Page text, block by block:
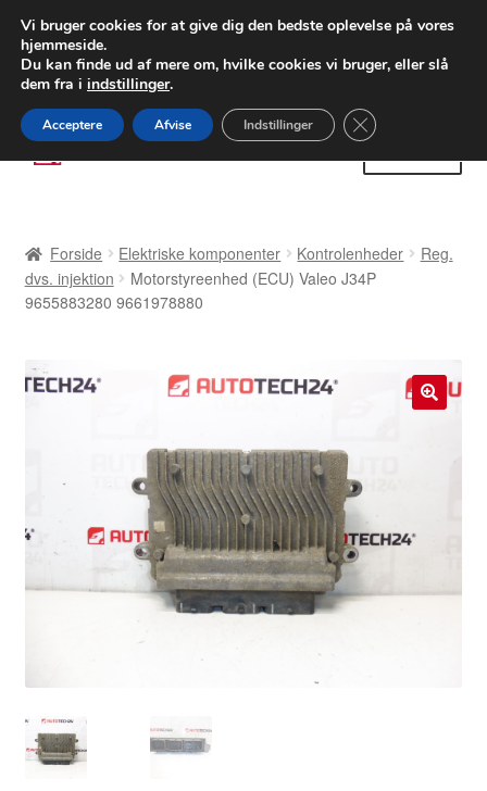
LEVERING fra 55 kr.
FEDEX verdensomspændende forsendelse
80 82 72 02
Spring
til
Spring
til
Betalinger
Klage
Kurv
Om os
Forside Elektriske komponenter Kontrolenheder
Reg.
dvs. injektion
Motorstyreenhed (ECU) Valeo J34P
9655883280 9661978880
Vi bruger cookies for at give dig den bedste oplevelse på vores
hjemmeside.
Du kan finde ud af mere om, hvilke cookies vi bruger, eller slå
dem fra i indstillinger.
Acceptere Afvise Indstillinger Close GDPR